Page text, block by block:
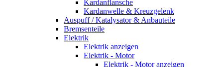
Kardanflansche
Kardanwelle & Kreuzgelenk
Auspuff / Katalysator & Anbauteile
Bremsenteile
Elektrik
Elektrik anzeigen
Elektrik - Motor
Elektrik - Motor anzeigen